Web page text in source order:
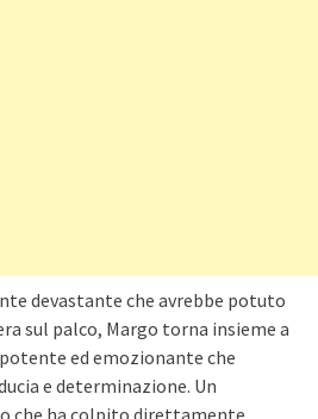
devastante che avrebbe potuto
sul palco, Margo torna insieme a
ed emozionante che
e determinazione. Un